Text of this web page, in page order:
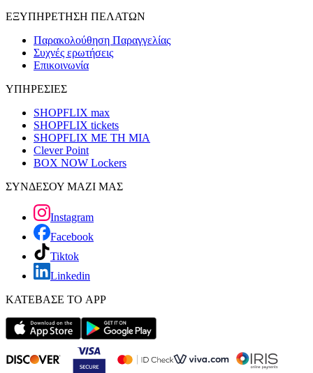
ΕΞΥΠΗΡΕΤΗΣΗ ΠΕΛΑΤΩΝ
Παρακολούθηση Παραγγελίας
Συχνές ερωτήσεις
Επικοινωνία
ΥΠΗΡΕΣΙΕΣ
SHOPFLIX max
SHOPFLIX tickets
SHOPFLIX ΜΕ ΤΗ ΜΙΑ
Clever Point
BOX NOW Lockers
ΣΥΝΔΕΣΟΥ ΜΑΖΙ ΜΑΣ
Instagram
Facebook
Tiktok
Linkedin
ΚΑΤΕΒΑΣΕ ΤΟ APP